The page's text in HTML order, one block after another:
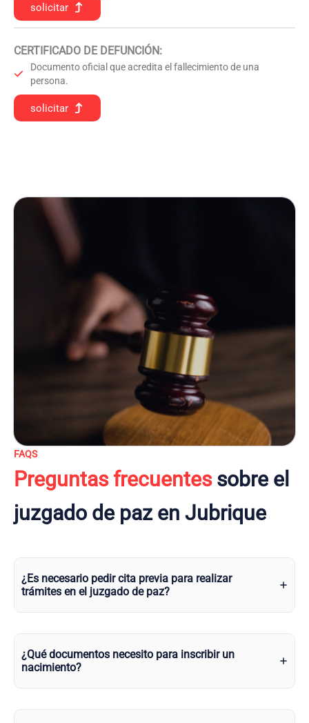
solicitar
CERTIFICADO DE DEFUNCIÓN:
Documento oficial que acredita el fallecimiento de una
persona.
solicitar
FAQS
Preguntas frecuentessobre el
juzgado de paz en Jubrique
¿Es necesario pedir cita previa para realizar
trámites en el juzgado de paz?
¿Qué documentos necesito para inscribir un
nacimiento?